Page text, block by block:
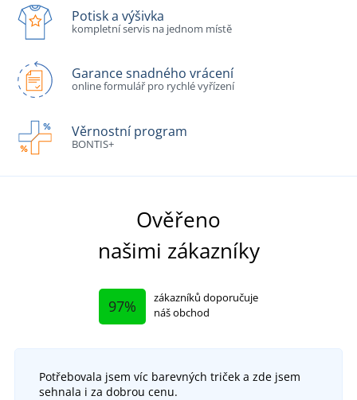
Potisk a výšivka
kompletní servis na jednom místě
Garance snadného vrácení
online formulář pro rychlé vyřízení
Věrnostní program
BONTIS+
Ověřeno
našimi zákazníky
97%
zákazníků doporučuje
náš obchod
Potřebovala jsem víc barevných triček a zde jsem
sehnala i za dobrou cenu.